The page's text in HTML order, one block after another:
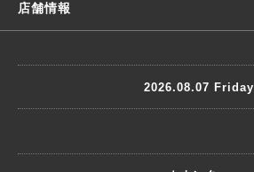
店舗情報
2026.08.07 Friday